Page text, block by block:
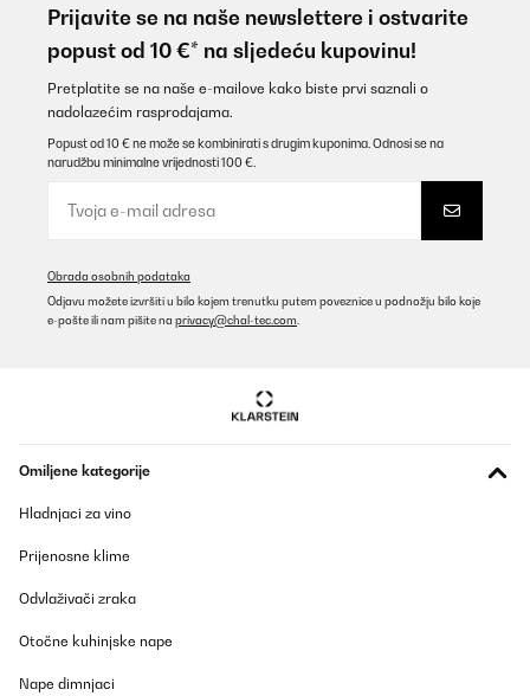
das am für Strom ein USB A Adapter benötigt. Da sollte man mit
der Zeit gehen.
Amazon-Benutzer
Amazon user
Prevedi
macht er mit der holzoptik Oberfläche, der Acryl‑Tür und der
dezenten blauen LED‑Beleuchtung richtig was her. Ideal, um seine
die 4 verschiedenen TPD‑Einstellungen (Umdrehungen pro Tag)
Die Uhren sitzen sicher in den Haltern und werden gleichmäßig
werde auch noch einen zweiten Kaufen, sobald ich eine weitere
Fach passt.Fazit: Wer einen zuverlässigen und optisch
ansprechenden Watch Winder für mehrere Uhren sucht, ist hier
Absolute Empfehlung.
Prijavite se na naše newslettere i ostvarite
popust od 10 €* na sljedeću kupovinu!
Pretplatite se na naše e-mailove kako biste prvi saznali o
nadolazećim rasprodajama.
Popust od 10 € ne može se kombinirati s drugim kuponima. Odnosi se na
narudžbu minimalne vrijednosti 100 €.
Obrada osobnih podataka
Odjavu možete izvršiti u bilo kojem trenutku putem poveznice u podnožju bilo koje
e-pošte ili nam pišite na privacy@chal-tec.com
Omiljene kategorije
Hladnjaci za vino
Prijenosne klime
Odvlaživači zraka
Otočne kuhinjske nape
Nape dimnjaci